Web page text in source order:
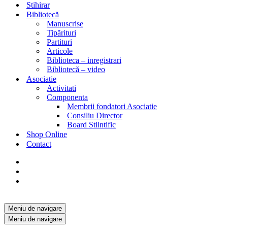
Stihirar
Bibliotecă
Manuscrise
Tipărituri
Partituri
Articole
Biblioteca – inregistrari
Bibliotecă – video
Asociatie
Activitati
Componenta
Membrii fondatori Asociatie
Consiliu Director
Board Stiintific
Shop Online
Contact
Meniu de navigare
Meniu de navigare